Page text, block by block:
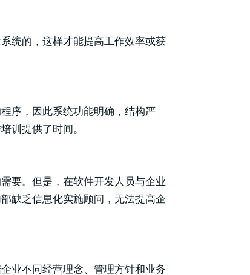
统的，这样才能提高工作效率或获
序，因此系统功能明确，结构严
训提供了时间。
要。但是，在软件开发人员与企业
缺乏信息化实施顾问，无法提高企
业不同经营理念、管理方针和业务